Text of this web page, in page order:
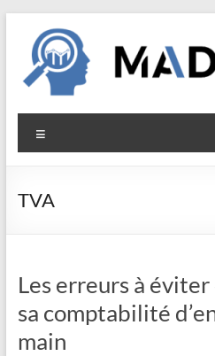
contenu
Madfotos
TVA
Les erreurs à
sa comptabilité
main